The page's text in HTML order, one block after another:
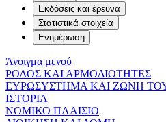
Εκδόσεις και έρευνα
Στατιστικά στοιχεία
Ενημέρωση
Άνοιγμα μενού
ΡΟΛΟΣ ΚΑΙ ΑΡΜΟΔΙΟΤΗΤΕΣ
ΕΥΡΩΣΥΣΤΗΜΑ ΚΑΙ ΖΩΝΗ
ΙΣΤΟΡΙΑ
ΝΟΜΙΚΟ ΠΛΑΙΣΙΟ